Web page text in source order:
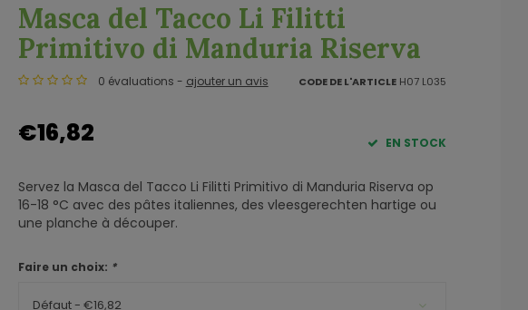
Masca del Tacco Li Filitti
Primitivo di Manduria Riserva
0 évaluations - ajouter un avis CODE DE L'ARTICLEH07 L035
€16,82 EN STOCK
Servez la Masca del Tacco Li Filitti Primitivo di Manduria Riserva op
16-18 °C avec des pâtes italiennes, des vleesgerechten hartige ou
une planche à découper.
Faire un choix: *
Défaut - €16,82